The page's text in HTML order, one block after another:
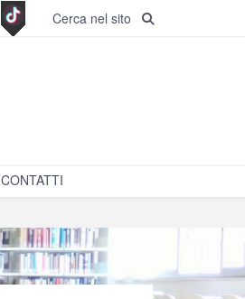
Cerca nel sito
CONTATTI